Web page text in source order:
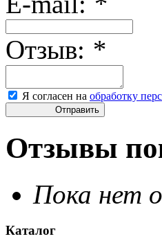
Отзыв: *
Я согласен на обработку
Отправить
Отзывы
Пока нет
Каталог